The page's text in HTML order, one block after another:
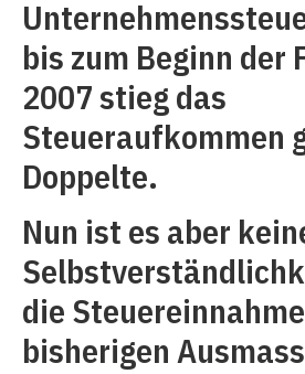
bis zum Beginn der
2007 stieg das
Steueraufkommen
Doppelte.
Nun ist es aber
die
bisherigen